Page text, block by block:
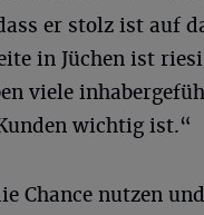
er stolz ist auf
in Jüchen ist
viele
wichtig ist.“
Chance nutzen